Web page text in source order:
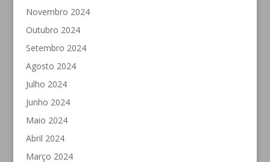
Novembro 2024
Outubro 2024
Setembro 2024
Agosto 2024
Julho 2024
Junho 2024
Maio 2024
Abril 2024
Março 2024